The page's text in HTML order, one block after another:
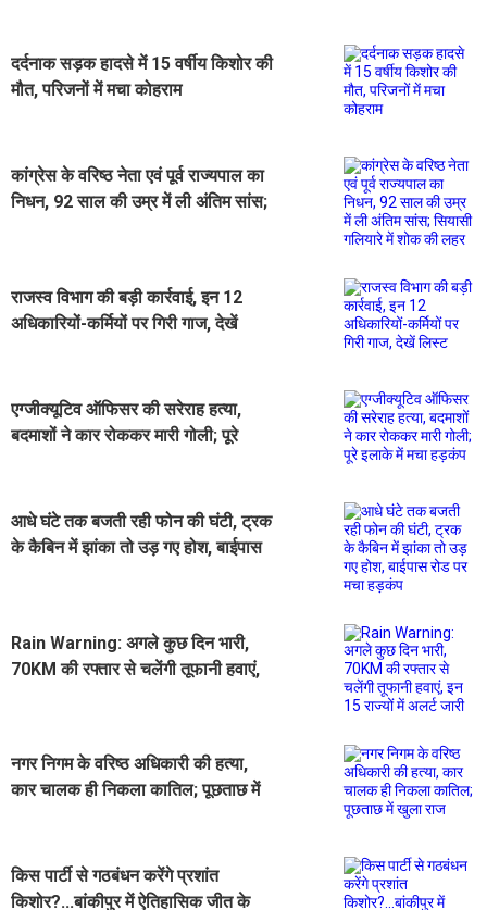
दर्दनाक सड़क हादसे में 15 वर्षीय किशोर की
मौत, परिजनों में मचा कोहराम
कांग्रेस के वरिष्ठ नेता एवं पूर्व राज्यपाल का
निधन, 92 साल की उम्र में ली अंतिम सांस;
राजस्व विभाग की बड़ी कार्रवाई, इन 12
अधिकारियों-कर्मियों पर गिरी गाज, देखें
एग्जीक्यूटिव ऑफिसर की सरेराह हत्या,
बदमाशों ने कार रोककर मारी गोली; पूरे
आधे घंटे तक बजती रही फोन की घंटी, ट्रक
के कैबिन में झांका तो उड़ गए होश, बाईपास
Rain Warning: अगले कुछ दिन भारी,
70KM की रफ्तार से चलेंगी तूफानी हवाएं,
नगर निगम के वरिष्ठ अधिकारी की हत्या,
कार चालक ही निकला कातिल; पूछताछ में
किस पार्टी से गठबंधन करेंगे प्रशांत
किशोर?...बांकीपुर में ऐतिहासिक जीत के